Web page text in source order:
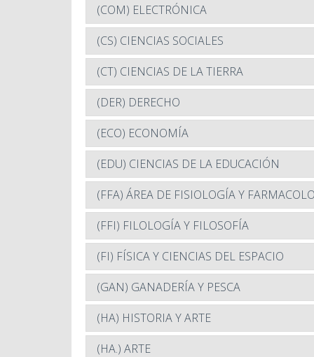
(COM) ELECTRÓNICA
(CS) CIENCIAS SOCIALES
(CT) CIENCIAS DE LA TIERRA
(DER) DERECHO
(ECO) ECONOMÍA
(EDU) CIENCIAS DE LA EDUCACIÓN
(FFA) ÁREA DE FISIOLOGÍA Y
(FFI) FILOLOGÍA Y FILOSOFÍA
(FI) FÍSICA Y CIENCIAS DEL ESPACIO
(GAN) GANADERÍA Y PESCA
(HA) HISTORIA Y ARTE
(HA.) ARTE